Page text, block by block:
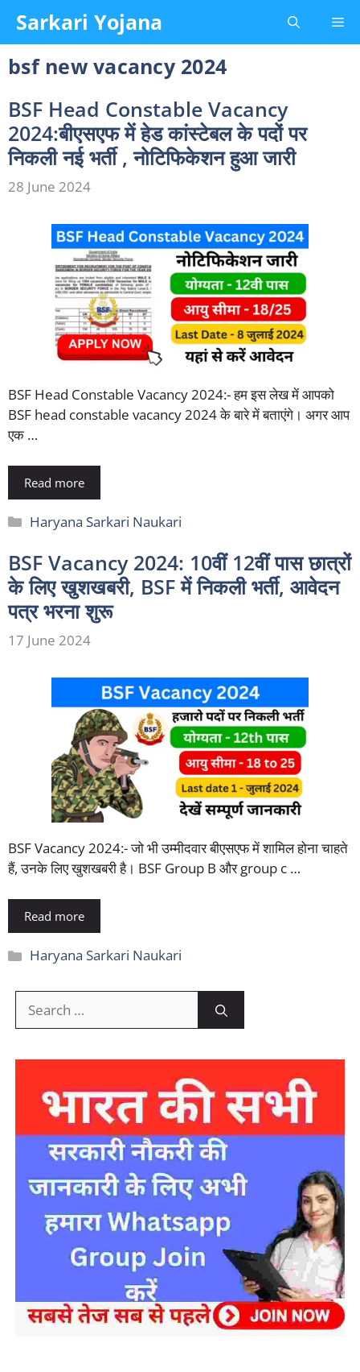
content
Sarkari Yojana
bsf new vacancy 2024
BSF Head Constable Vacancy
2024:बीएसएफ में हेड कांस्टेबल के पदों पर
निकली नई भर्ती , नोटिफिकेशन हुआ जारी
28 June 2024
BSF Head Constable Vacancy 2024:- हम इस लेख में आपको
BSF head constable vacancy 2024 के बारे में बताएंगे। अगर आप
एक …
Read more
Categories
Haryana Sarkari Naukari
BSF Vacancy 2024: 10वीं 12वीं पास छात्रों
के लिए खुशखबरी, BSF में निकली भर्ती, आवेदन
पत्र भरना शुरू
17 June 2024
BSF Vacancy 2024:- जो भी उम्मीदवार बीएसएफ में शामिल होना चाहते
हैं, उनके लिए खुशखबरी है। BSF Group B और group c …
Read more
Categories
Haryana Sarkari Naukari
for: